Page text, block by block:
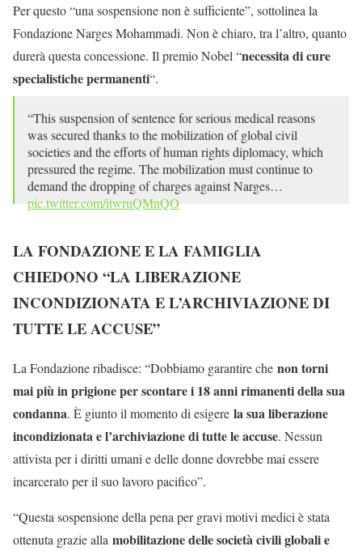
Per questo “una sospensione non è sufficiente”, sottolinea la
Fondazione Narges Mohammadi. Non è chiaro, tra l’altro, quanto
durerà questa concessione. Il premio Nobel “necessita di cure
specialistiche permanenti“.
“This suspension of sentence for serious medical reasons
was secured thanks to the mobilization of global civil
societies and the efforts of human rights diplomacy, which
pressured the regime. The mobilization must continue to
demand the dropping of charges against Narges…
pic.twitter.com/itwruQMnQO
10, 2026
LA FONDAZIONE E LA FAMIGLIA
CHIEDONO “LA LIBERAZIONE
INCONDIZIONATA E L’ARCHIVIAZIONE DI
TUTTE LE ACCUSE”
La Fondazione ribadisce: “Dobbiamo garantire che non torni
mai più in prigione per scontare i 18 anni rimanenti della sua
condanna. È giunto il momento di esigere la sua liberazione
incondizionata e l’archiviazione di tutte le accuse. Nessun
attivista per i diritti umani e delle donne dovrebbe mai essere
incarcerato per il suo lavoro pacifico”.
“Questa sospensione della pena per gravi motivi medici è stata
ottenuta grazie alla mobilitazione delle società civili globali e